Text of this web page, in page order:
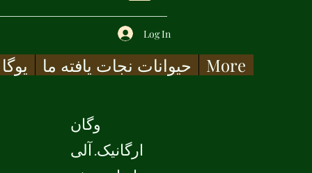
Log In
یوگا حیوانات نجات یافته ما More
وگان
ارگانیک. آلی